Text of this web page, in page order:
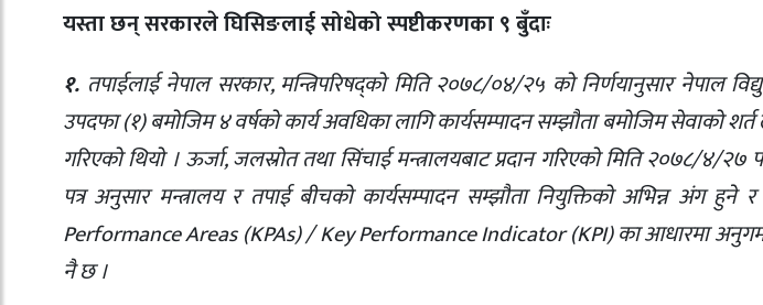
यस्ता छन् सरकारले घिसिङलाई सोधेको स्पष्टीकरणका ९ बुँदाः
१. तपाईलाई नेपाल सरकार, मन्त्रिपरिषद्को मिति २०७८/०४/२५ को निर्णयानुसार नेपाल
उपदफा (१) बमोजिम ४ वर्षको कार्य अवधिका लागि कार्यसम्पादन सम्झौता बमोजिम सेवाको
गरिएको थियो । ऊर्जा, जलस्रोत तथा सिंचाई मन्त्रालयबाट प्रदान गरिएको मिति २०७८/४/
पत्र अनुसार मन्त्रालय र तपाई बीचको कार्यसम्पादन सम्झौता नियुक्तिको अभिन्न अंग हुने
Performance Areas (KPAs) / Key Performance Indicator (KPI) का आधारमा
नै छ ।